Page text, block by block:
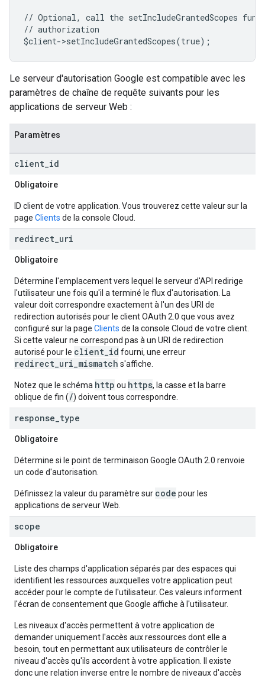
// Optional, call the setIncludeGrantedScopes
// authorization
$client->setIncludeGrantedScopes(true);
Le serveur d'autorisation Google est compatible avec les
paramètres de chaîne de requête suivants pour les
applications de serveur Web :
Paramètres
client id
Obligatoire
ID client de votre application. Vous trouverez cette valeur sur la
page Clients de la console Cloud.
redirect uri
Obligatoire
Détermine l'emplacement vers lequel le serveur d'API redirige
l'utilisateur une fois qu'il a terminé le flux d'autorisation. La
valeur doit correspondre exactement à l'un des URI de
redirection autorisés pour le client OAuth 2.0 que vous avez
configuré sur la page Clients de la console Cloud de votre client.
Si cette valeur ne correspond pas à un URI de redirection
autorisé pour le client_id fourni, une erreur
redirect_uri_mismatch s'affiche.
Notez que le schéma http ou https, la casse et la barre
oblique de fin (/) doivent tous correspondre.
response type
Obligatoire
Détermine si le point de terminaison Google OAuth 2.0 renvoie
un code d'autorisation.
Définissez la valeur du paramètre sur code pour les
applications de serveur Web.
scope
Obligatoire
Liste des champs d'application séparés par des espaces qui
identifient les ressources auxquelles votre application peut
accéder pour le compte de l'utilisateur. Ces valeurs informent
l'écran de consentement que Google affiche à l'utilisateur.
Les niveaux d'accès permettent à votre application de
demander uniquement l'accès aux ressources dont elle a
besoin, tout en permettant aux utilisateurs de contrôler le
niveau d'accès qu'ils accordent à votre application. Il existe
donc une relation inverse entre le nombre de niveaux d'accès